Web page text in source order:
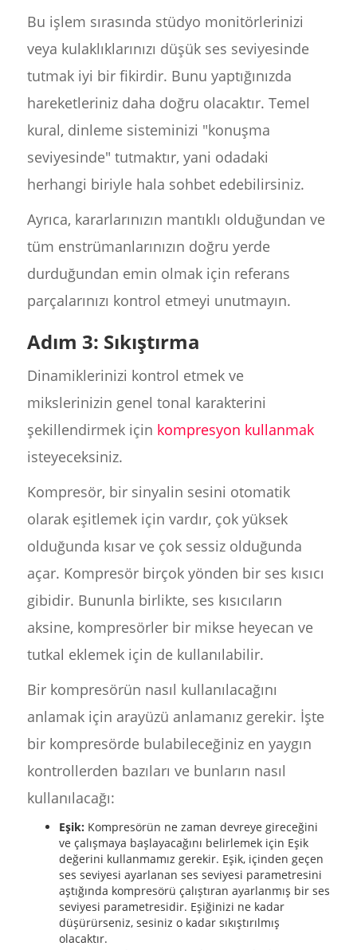
Bu işlem sırasında stüdyo monitörlerinizi
veya kulaklıklarınızı düşük ses seviyesinde
tutmak iyi bir fikirdir. Bunu yaptığınızda
hareketleriniz daha doğru olacaktır. Temel
kural, dinleme sisteminizi "konuşma
seviyesinde" tutmaktır, yani odadaki
herhangi biriyle hala sohbet edebilirsiniz.
Ayrıca, kararlarınızın mantıklı olduğundan ve
tüm enstrümanlarınızın doğru yerde
durduğundan emin olmak için referans
parçalarınızı kontrol etmeyi unutmayın.
Adım 3: Sıkıştırma
Dinamiklerinizi kontrol etmek ve
mikslerinizin genel tonal karakterini
şekillendirmek için kompresyon kullanmak
isteyeceksiniz.
Kompresör, bir sinyalin sesini otomatik
olarak eşitlemek için vardır‍, çok yüksek
olduğunda kısar ve çok sessiz olduğunda
açar. Kompresör birçok yönden bir ses kısıcı
gibidir. Bununla birlikte, ses kısıcıların
aksine, kompresörler bir mikse heyecan ve
tutkal eklemek için de kullanılabilir.
Bir kompresörün nasıl kullanılacağını
anlamak için arayüzü anlamanız gerekir. İşte
bir kompresörde bulabileceğiniz en yaygın
kontrollerden bazıları ve bunların nasıl
kullanılacağı:
Eşik: Kompresörün ne zaman devreye gireceğini
ve çalışmaya başlayacağını belirlemek için Eşik
değerini kullanmamız gerekir. Eşik, içinden geçen
ses seviyesi ayarlanan ses seviyesi parametresini
aştığında kompresörü çalıştıran ayarlanmış bir ses
seviyesi parametresidir. Eşiğinizi ne kadar
düşürürseniz, sesiniz o kadar sıkıştırılmış
olacaktır.